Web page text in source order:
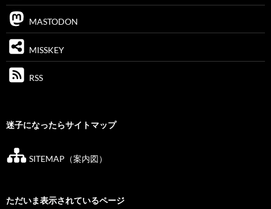
MASTODON
MISSKEY
RSS
迷子になったらサイトマップ
SITEMAP（案内図）
ただいま表示されているページ